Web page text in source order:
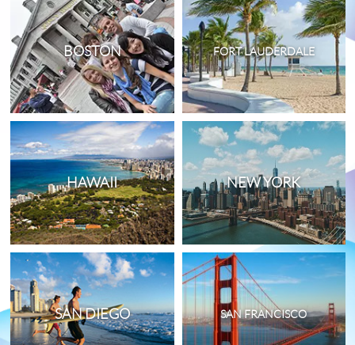
BOSTON FORT LAUDERDALE
HAWAII NEW YORK
SAN DIEGO SAN FRANCISCO